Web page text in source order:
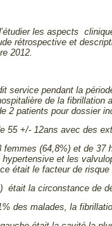
les aspects
rétrospective et
2012.
service pendant la
de la
2 patients pour dossier
55 +/- 12ans avec des
femmes (64,8%) et de
et les
était le facteur de risque
était la circonstance de
des malades, la